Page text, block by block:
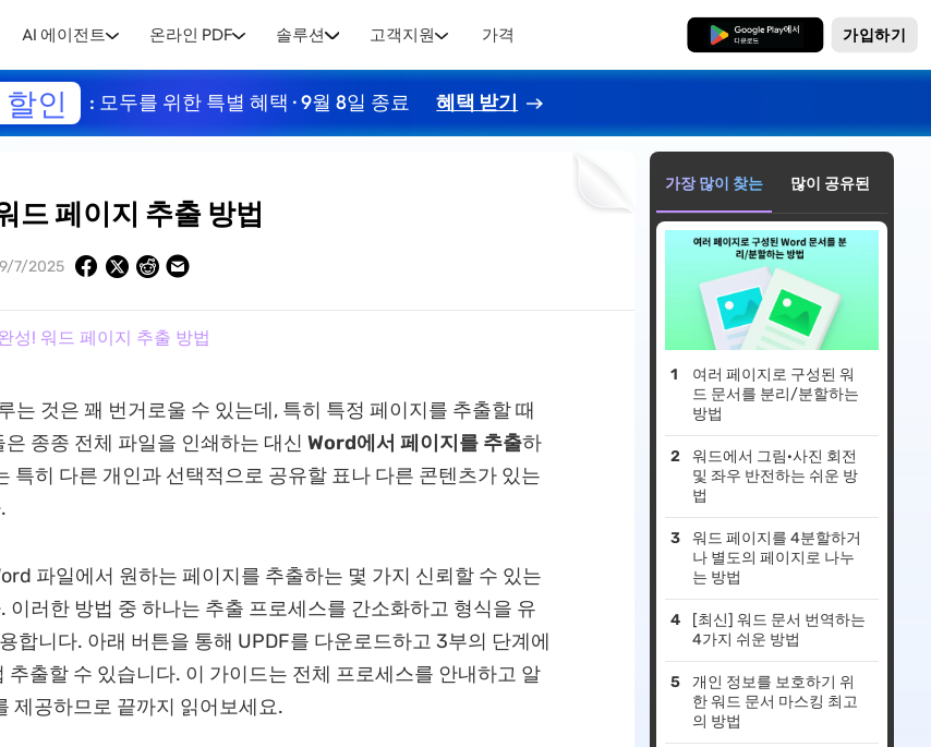
AI 에이전트 온라인 PDF 솔루션 고객지원 가격 무료로 다운로드 가입하기
인 : 모두를 위한 특별 혜택 · 9월 8일 종료 혜택 받기
드 페이지 추출 방법
9/7/2025
성! 워드 페이지 추출 방법
는 것은 꽤 번거로울 수 있는데, 특히 특정 페이지를 추출할 때
종종 전체 파일을 인쇄하는 대신 Word에서 페이지를 추출하
특히 다른 개인과 선택적으로 공유할 표나 다른 콘텐츠가 있는
파일에서 원하는 페이지를 추출하는 몇 가지 신뢰할 수 있는
이러한 방법 중 하나는 추출 프로세스를 간소화하고 형식을 유
합니다. 아래 버튼을 통해 UPDF를 다운로드하고 3부의 단계에
추출할 수 있습니다. 이 가이드는 전체 프로세스를 안내하고 알
제공하므로 끝까지 읽어보세요.
가장 많이 찾는 많이 공유된
여러 페이지로 구성된 워
드 문서를 분리/분할하는
방법
워드에서 그림·사진 회전
및 좌우 반전하는 쉬운 방
법
워드 페이지를 4분할하거
나 별도의 페이지로 나누
는 방법
[최신] 워드 문서 번역하는
4가지 쉬운 방법
개인 정보를 보호하기 위
한 워드 문서 마스킹 최고
의 방법